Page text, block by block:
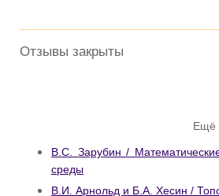
Отзывы закрыты
Ещё
В.С. Зарубин /
среды
В.И. Арнольд и Б.А. Хесин /